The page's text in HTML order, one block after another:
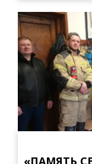
«ПАМЯТЬ